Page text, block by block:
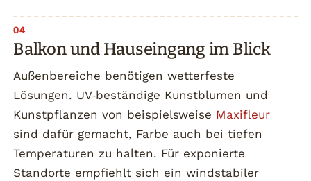
Balkon und Hauseingang im Blick
Außenbereiche benötigen wetterfeste
Lösungen. UV‑beständige Kunstblumen und
Kunstpflanzen von beispielsweise Maxifleur
sind dafür gemacht, Farbe auch bei tiefen
Temperaturen zu halten. Für exponierte
Standorte empfiehlt sich ein windstabiler